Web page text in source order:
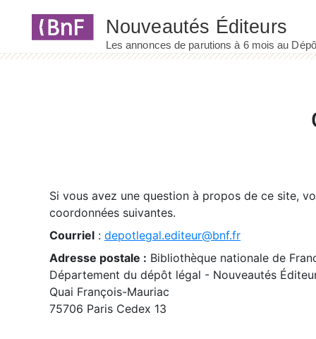
Si vous avez une question à propos de ce site,
coordonnées suivantes.
Courriel : depotlegal.editeur@bnf.fr
Adresse postale : Bibliothèque nationale de
Département du dépôt légal - Nouveautés
Quai François-Mauriac
75706 Paris Cedex 13